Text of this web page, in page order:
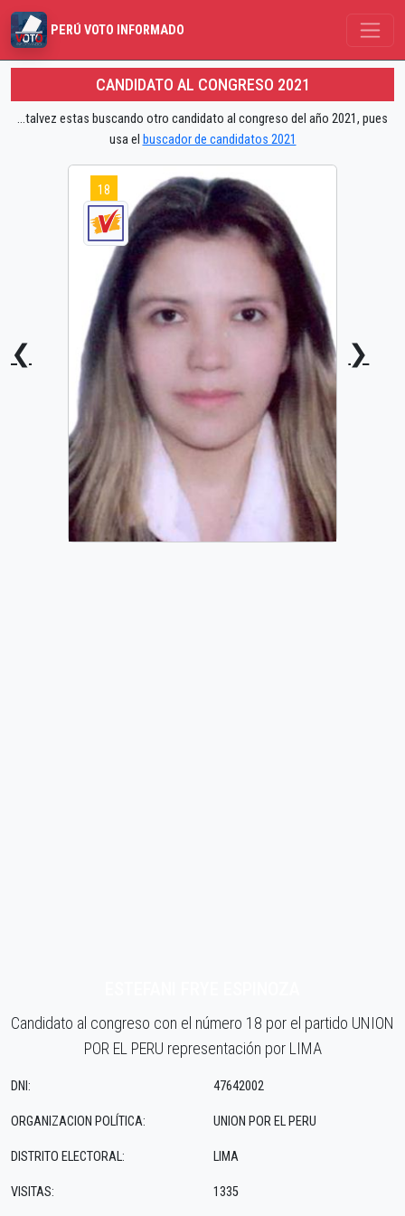
PERÚ VOTO INFORMADO
CANDIDATO AL CONGRESO 2021
...talvez estas buscando otro candidato al congreso del año 2021, pues
usa el buscador de candidatos 2021
❮
18
❯
Candidato al congreso con el número 18 por el partido UNION
POR EL PERU representación por LIMA
DNI:
ORGANIZACION POLÍTICA:
DISTRITO ELECTORAL:
VISITAS:
47642002
UNION POR EL PERU
LIMA
1335